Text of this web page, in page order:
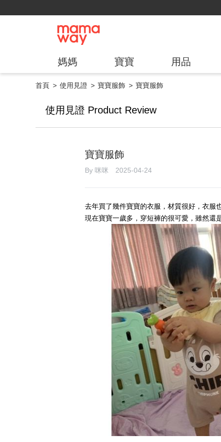
媽媽 寶寶 用品
首頁 使用見證 寶寶服飾 寶寶服飾
使用見證 Product Review
寶寶服飾
By 咪咪 2025-04-24
去年買了幾件寶寶的衣服，材質很好，衣服
現在寶寶一歲多，穿短褲的很可愛，雖然還